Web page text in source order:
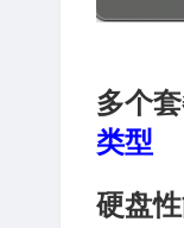
多个
类型
硬盘